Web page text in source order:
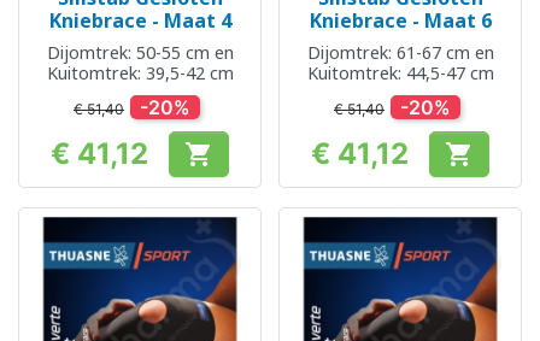
Kniebrace - Maat 4
Dijomtrek: 50-55 cm en
Kuitomtrek: 39,5-42 cm
€ 51,40 -20%
Prijs
€ 41,12 
Kniebrace - Maat 6
Dijomtrek: 61-67 cm en
Kuitomtrek: 44,5-47 cm
€ 51,40 -20%
Prijs
€ 41,12 